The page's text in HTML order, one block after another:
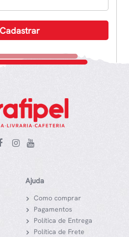
Ajuda
Como comprar
Pagamentos
Política de Entrega
Política de Frete